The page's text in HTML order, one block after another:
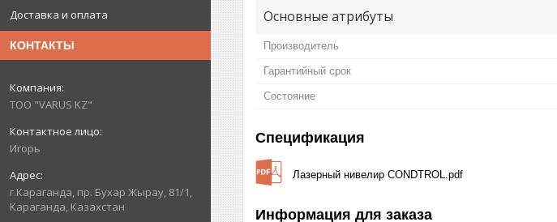
Доставка и оплата
КОНТАКТЫ
ТОО "VARUS KZ"
Игорь
г.Караганда, пр. Бухар Жырау, 81/1,
Караганда, Казахстан
Основные атрибуты
Производитель
Гарантийный срок
Состояние
Спецификация
Лазерный нивелир CONDTROL.pdf
Информация для заказа